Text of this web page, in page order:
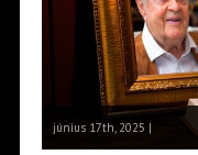
június 17th, 2025 |